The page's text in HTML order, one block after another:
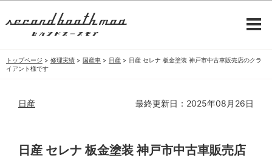
トップページ > 修理実績 > 国産車 > 日産 > 日産 セレナ 板金塗装 神戸市中古車販売店のクラ
イアント様です
日産 最終更新日：2025年08月26日
日産 セレナ 板金塗装 神戸市中古車販売店